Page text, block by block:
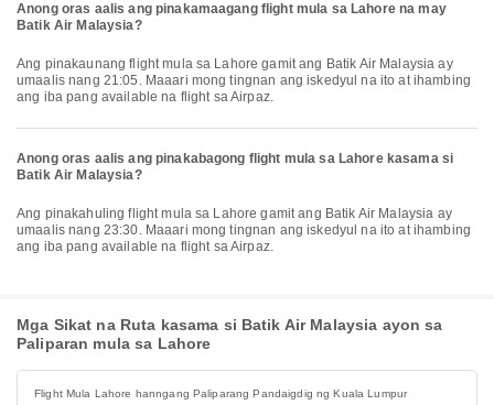
Anong oras aalis ang pinakamaagang flight mula sa Lahore na may
Batik Air Malaysia?
Ang pinakaunang flight mula sa Lahore gamit ang Batik Air Malaysia ay
umaalis nang 21:05. Maaari mong tingnan ang iskedyul na ito at ihambing
ang iba pang available na flight sa Airpaz.
Anong oras aalis ang pinakabagong flight mula sa Lahore kasama si
Batik Air Malaysia?
Ang pinakahuling flight mula sa Lahore gamit ang Batik Air Malaysia ay
umaalis nang 23:30. Maaari mong tingnan ang iskedyul na ito at ihambing
ang iba pang available na flight sa Airpaz.
Mga Sikat na Ruta kasama si Batik Air Malaysia ayon sa
Paliparan mula sa Lahore
Flight Mula Lahore hanngang Paliparang Pandaigdig ng Kuala Lumpur